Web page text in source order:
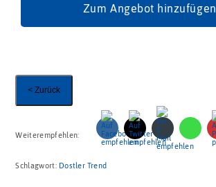
Zum Angebot hinzufügen
< Zurück
Weiterempfehlen:
Schlagwort: Dostler Trend